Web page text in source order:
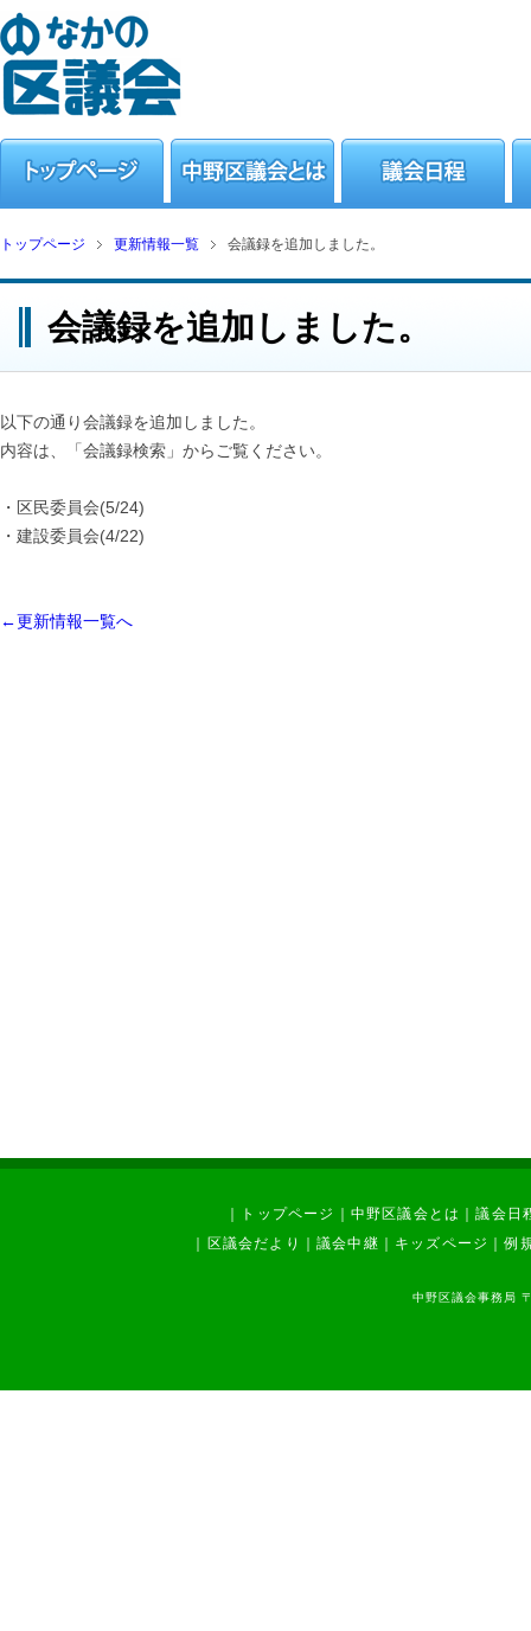
トップページ 更新情報一覧 会議録を追加しました。
会議録を追加しました。
以下の通り会議録を追加しました。
内容は、「会議録検索」からご覧ください。
・区民委員会(5/24)
・建設委員会(4/22)
←更新情報一覧へ
トップページ 中野区議会とは ｜議会日
区議会だより ｜議会中継 キッズページ ｜例
中野区議会事務局